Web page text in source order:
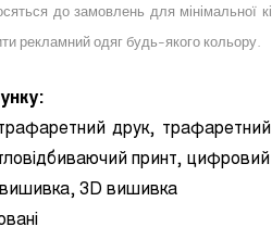
до замовлень для мінімальної
рекламний одяг будь-якого кольору.
друк,
принт,
3D вишивка